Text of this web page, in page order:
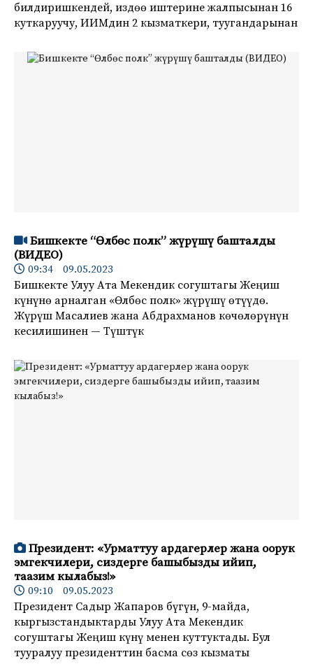
билдиришкендей, издөө иштерине жалпысынан 16
куткаруучу, ИИМдин 2 кызматкери, туугандарынан
Бишкекте “Өлбөс полк” жүрүшү башталды
(ВИДЕО)
09:34 09.05.2023
Бишкекте Улуу Ата Мекендик согуштагы Жеңиш
күнүнө арналган «Өлбөс полк» жүрүшү өтүүдө.
Жүрүш Масалиев жана Абдрахманов көчөлөрүнүн
кесилишинен — Түштүк
Президент: «Урматтуу ардагерлер жана оорук
эмгекчилери, сиздерге башыбызды ийип,
таазим кылабыз!»
09:10 09.05.2023
Президент Садыр Жапаров бүгүн, 9-майда,
кыргызстандыктарды Улуу Ата Мекендик
согуштагы Жеңиш күнү менен куттуктады. Бул
тууралуу президенттин басма сөз кызматы